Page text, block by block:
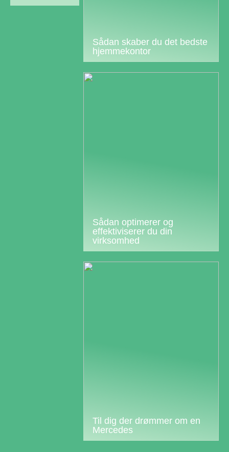
Sådan skaber du det bedste
hjemmekontor
Sådan optimerer og
effektiviserer du din
virksomhed
Til dig der drømmer om en
Mercedes